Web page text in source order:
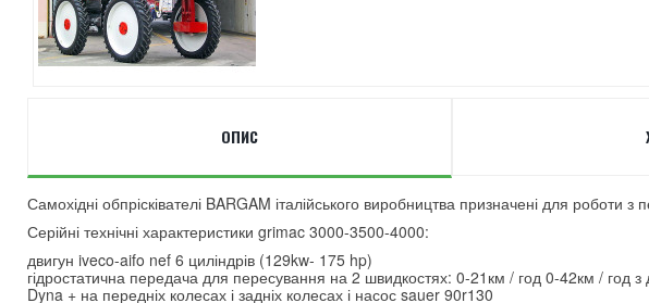
ОПИС
Самохідні обпрісківателі BARGAM італійського виробництва призначені для роботи
Серійні технічні характеристики grimac 3000-3500-4000:
двигун iveco-aifo nef 6 циліндрів (129kw- 175 hp)
гідростатична передача для пересування на 2 швидкостях: 0-21км / год 0-42км / год
Dyna + на передніх колесах і задніх колесах і насос sauer 90r130